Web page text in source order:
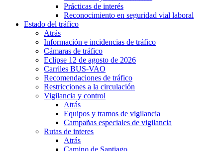
Prácticas de interés
Reconocimiento en seguridad vial laboral
Estado del tráfico
Atrás
Información e incidencias de tráfico
Cámaras de tráfico
Eclipse 12 de agosto de 2026
Carriles BUS-VAO
Recomendaciones de tráfico
Restricciones a la circulación
Vigilancia y control
Atrás
Equipos y tramos de vigilancia
Campañas especiales de vigilancia
Rutas de interes
Atrás